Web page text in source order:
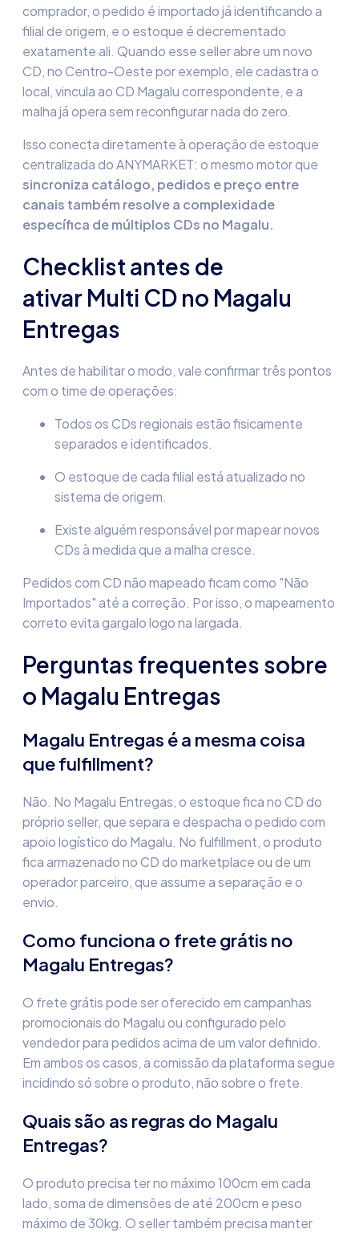
comprador, o pedido é importado já identificando a
filial de origem, e o estoque é decrementado
exatamente ali. Quando esse seller abre um novo
CD, no Centro-Oeste por exemplo, ele cadastra o
local, vincula ao CD Magalu correspondente, e a
malha já opera sem reconfigurar nada do zero.
Isso conecta diretamente à operação de estoque
centralizada do ANYMARKET: o mesmo motor que
sincroniza catálogo, pedidos e preço entre
canais também resolve a complexidade
específica de múltiplos CDs no Magalu.
Checklist antes de
ativar Multi CD no Magalu
Entregas
Antes de habilitar o modo, vale confirmar três pontos
com o time de operações:
Todos os CDs regionais estão fisicamente
separados e identificados.
O estoque de cada filial está atualizado no
sistema de origem.
Existe alguém responsável por mapear novos
CDs à medida que a malha cresce.
Pedidos com CD não mapeado ficam como "Não
Importados" até a correção. Por isso, o mapeamento
correto evita gargalo logo na largada.
Perguntas frequentes sobre
o Magalu Entregas
Magalu Entregas é a mesma coisa
que fulfillment?
Não. No Magalu Entregas, o estoque fica no CD do
próprio seller, que separa e despacha o pedido com
apoio logístico do Magalu. No fulfillment, o produto
fica armazenado no CD do marketplace ou de um
operador parceiro, que assume a separação e o
envio.
Como funciona o frete grátis no
Magalu Entregas?
O frete grátis pode ser oferecido em campanhas
promocionais do Magalu ou configurado pelo
vendedor para pedidos acima de um valor definido.
Em ambos os casos, a comissão da plataforma segue
incidindo só sobre o produto, não sobre o frete.
Quais são as regras do Magalu
Entregas?
O produto precisa ter no máximo 100cm em cada
lado, soma de dimensões de até 200cm e peso
máximo de 30kg. O seller também precisa manter